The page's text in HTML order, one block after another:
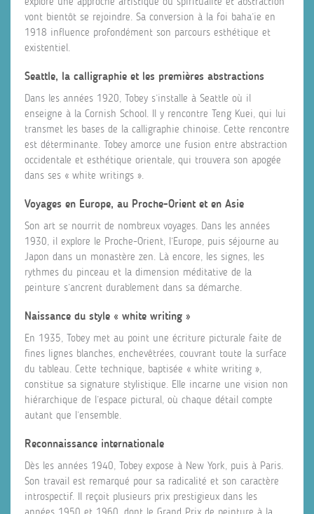
vont bientôt se rejoindre. Sa conversion à la foi baha’ie en
1918 influence profondément son parcours esthétique et
existentiel.
Seattle, la calligraphie et les premières abstractions
Dans les années 1920, Tobey s’installe à Seattle où il
enseigne à la Cornish School. Il y rencontre Teng Kuei, qui lui
transmet les bases de la calligraphie chinoise. Cette rencontre
est déterminante. Tobey amorce une fusion entre abstraction
occidentale et esthétique orientale, qui trouvera son apogée
dans ses « white writings ».
Voyages en Europe, au Proche-Orient et en Asie
Son art se nourrit de nombreux voyages. Dans les années
1930, il explore le Proche-Orient, l’Europe, puis séjourne au
Japon dans un monastère zen. Là encore, les signes, les
rythmes du pinceau et la dimension méditative de la
peinture s’ancrent durablement dans sa démarche.
Naissance du style « white writing »
En 1935, Tobey met au point une écriture picturale faite de
fines lignes blanches, enchevêtrées, couvrant toute la surface
du tableau. Cette technique, baptisée « white writing »,
constitue sa signature stylistique. Elle incarne une vision non
hiérarchique de l’espace pictural, où chaque détail compte
autant que l’ensemble.
Reconnaissance internationale
Dès les années 1940, Tobey expose à New York, puis à Paris.
Son travail est remarqué pour sa radicalité et son caractère
introspectif. Il reçoit plusieurs prix prestigieux dans les